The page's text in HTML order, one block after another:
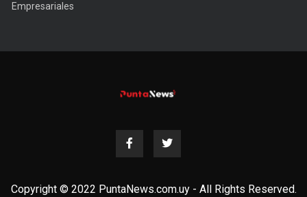
Empresariales
Copyright © 2022 PuntaNews.com.uy - All Rights Reserved.